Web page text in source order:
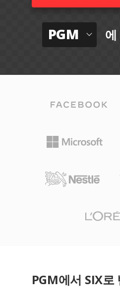
PGM 에
PGM에서 SIX로